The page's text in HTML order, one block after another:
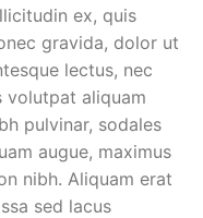
ex, quis
gravida, dolor ut
lectus, nec
volutpat aliquam
pulvinar, sodales
augue, maximus
nibh. Aliquam erat
sed lacus